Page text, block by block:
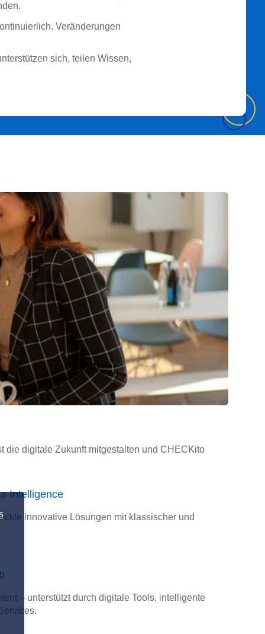
Veränderungen
sich, teilen Wissen,
die digitale Zukunft mitgestalten und CHECKito
Intelligence
innovative Lösungen mit klassischer und
– unterstützt durch digitale Tools, intelligente